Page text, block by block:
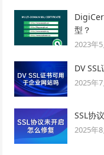
型？
2023年
DV
2025年
SSL协
2025年